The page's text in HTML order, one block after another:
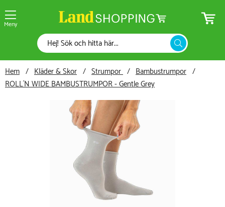
Meny
Hem Kläder & Skor Strumpor
Bambustrumpor
ROLL´N WIDE BAMBUSTRUMPOR - Gentle Grey